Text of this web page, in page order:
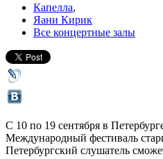
Капелла,
Яани Кирик
Все концертные залы
С 10 по 19 сентября в
Международный фестиваль
Петербургский слушатель